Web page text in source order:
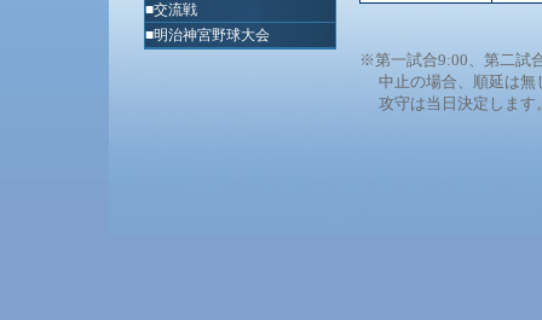
■交流戦
■明治神宮野球大会
※第一試合9:00、第二試
中止の場合、順延は無
攻守は当日決定します